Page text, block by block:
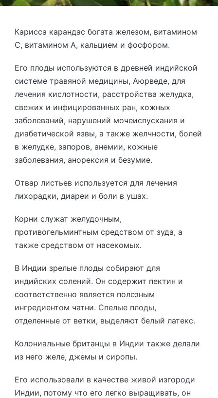
Карисса карандас богата железом, витамином
С, витамином А, кальцием и фосфором.
Его плоды используются в древней индийской
системе травяной медицины, Аюрведе, для
лечения кислотности, расстройства желудка,
свежих и инфицированных ран, кожных
заболеваний, нарушений мочеиспускания и
диабетической язвы, а также желчности, болей
в желудке, запоров, анемии, кожные
заболевания, анорексия и безумие.
Отвар листьев используется для лечения
лихорадки, диареи и боли в ушах.
Корни служат желудочным,
противогельминтным средством от зуда, а
также средством от насекомых.
В Индии зрелые плоды собирают для
индийских солений. Он содержит пектин и
соответственно является полезным
ингредиентом чатни. Спелые плоды,
отделенные от ветки, выделяют белый латекс.
Колониальные британцы в Индии также делали
из него желе, джемы и сиропы.
Его использовали в качестве живой изгороди
Индии, потому что его легко выращивать, он